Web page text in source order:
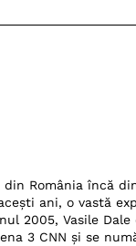
din România încă
ani, o vastă
2005, Vasile Dale
3 CNN și se